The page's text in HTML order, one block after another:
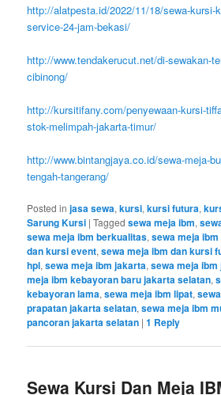
http://alatpesta.id/2022/11/18/sewa-kursi-
service-24-jam-bekasi/
http://www.tendakerucut.net/di-sewakan-
cibinong/
http://kursitifany.com/penyewaan-kursi-
stok-melimpah-jakarta-timur/
http://www.bintangjaya.co.id/sewa-meja-
tengah-tangerang/
Posted in jasa sewa,kursi,kursi futura,
Sarung Kursi |Tagged sewa meja ibm,
sewa meja ibm berkualitas,sewa meja
dan kursi event,sewa meja ibm dan kursi
hpl,sewa meja ibm jakarta,sewa meja
meja ibm kebayoran baru jakarta selatan,
kebayoran lama,sewa meja ibm lipat,
prapatan jakarta selatan,sewa meja ibm
pancoran jakarta selatan |1 Reply
Sewa Kursi Dan Meja